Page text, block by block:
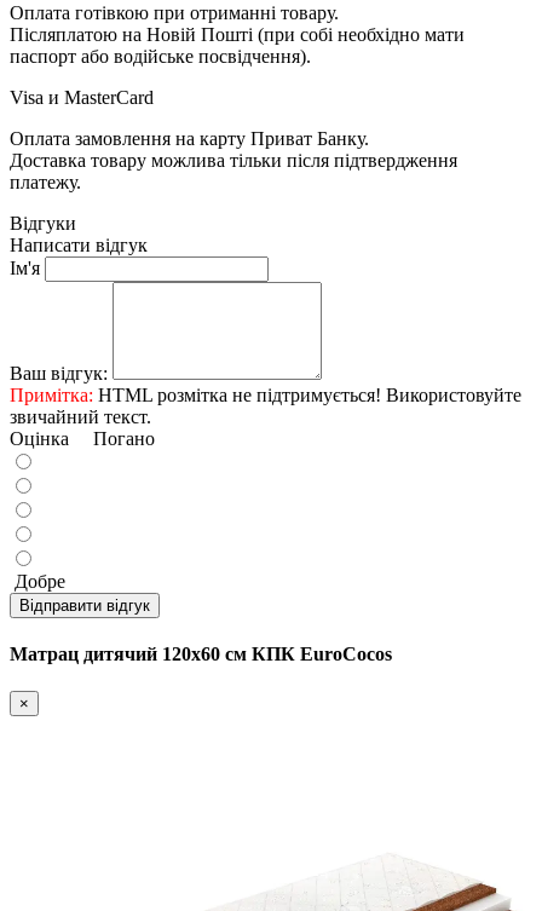
Оплата готівкою при отриманні товару.
Післяплатою на Новій Пошті (при собі необхідно мати
паспорт або водійське посвідчення).
Visa и MasterCard
Оплата замовлення на карту Приват Банку.
Доставка товару можлива тільки після підтвердження
платежу.
Відгуки
Написати відгук
Ім'я
Ваш відгук:
Примітка: HTML розмітка не підтримується! Використовуйте
звичайний текст.
Оцінка Погано
Добре
Відправити відгук
Матрац дитячий 120х60 см КПК EuroCocos
×